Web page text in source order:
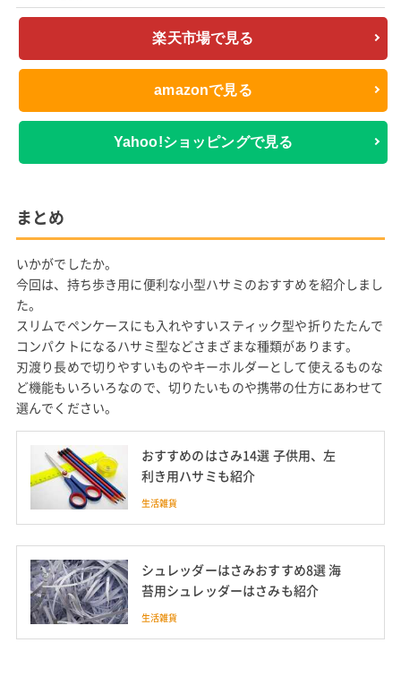
楽天市場で見る
amazonで見る
Yahoo!ショッピングで見る
まとめ
いかがでしたか。
今回は、持ち歩き用に便利な小型ハサミのおすすめを紹介しまし
た。
スリムでペンケースにも入れやすいスティック型や折りたたんで
コンパクトになるハサミ型などさまざまな種類があります。
刃渡り長めで切りやすいものやキーホルダーとして使えるものな
ど機能もいろいろなので、切りたいものや携帯の仕方にあわせて
選んでください。
おすすめのはさみ14選 子供用、左
利き用ハサミも紹介
生活雑貨
シュレッダーはさみおすすめ8選 海
苔用シュレッダーはさみも紹介
生活雑貨